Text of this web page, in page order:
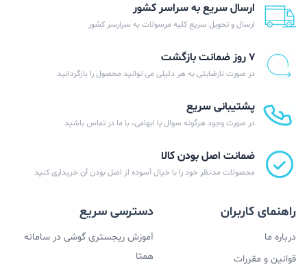
ارسال سریع به سراسر کشور
ارسال و تحویل سریع کلیه مرسولات به سرارسر کشور
۷ روز ضمانت بازگشت
در صورت نارضایتی به هر دلیلی می توانید محصول را بازگردانید
پشتیبانی سریع
در صورت وجود هرگونه سوال یا ابهامی، با ما در تماس باشید
ضمانت اصل بودن کالا
محصولات مدنظر خود را با خیال آسوده از اصل بودن آن خریداری کنید
راهنمای کاربران
درباره ما
قوانین و مقررات
دسترسی سریع
آموزش ریجستری گوشی در سامانه
همتا